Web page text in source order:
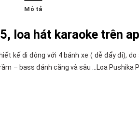
Mô tả
loa hát karaoke trên
kế di động với 4 bánh xe ( dễ đẩy đi),
– bass đánh căng và sâu …Loa Pushika